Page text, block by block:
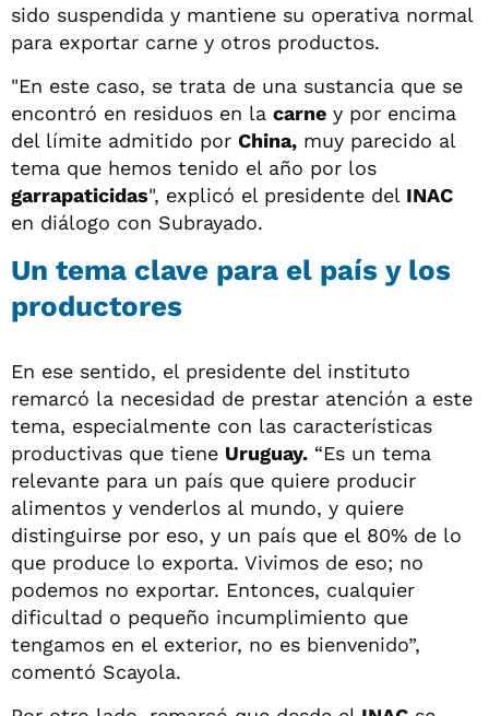
sido suspendida y mantiene su operativa normal
para exportar carne y otros productos.
"En este caso, se trata de una sustancia que se
encontró en residuos en la carne y por encima
del límite admitido por China, muy parecido al
tema que hemos tenido el año por los
garrapaticidas", explicó el presidente del INAC
en diálogo con Subrayado.
Un tema clave para el país y los
productores
En ese sentido, el presidente del instituto
remarcó la necesidad de prestar atención a este
tema, especialmente con las características
productivas que tiene Uruguay. “Es un tema
relevante para un país que quiere producir
alimentos y venderlos al mundo, y quiere
distinguirse por eso, y un país que el 80% de lo
que produce lo exporta. Vivimos de eso; no
podemos no exportar. Entonces, cualquier
dificultad o pequeño incumplimiento que
tengamos en el exterior, no es bienvenido”,
comentó Scayola.